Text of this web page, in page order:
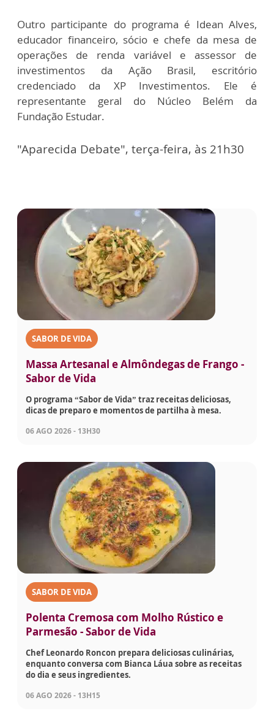
Outro participante do programa é Idean Alves,
educador financeiro, sócio e chefe da mesa de
operações de renda variável e assessor de
investimentos da Ação Brasil, escritório
credenciado da XP Investimentos. Ele é
representante geral do Núcleo Belém da
Fundação Estudar.
"Aparecida Debate", terça-feira, às 21h30
SABOR DE VIDA
Massa Artesanal e Almôndegas de Frango -
Sabor de Vida
O programa “Sabor de Vida” traz receitas deliciosas,
dicas de preparo e momentos de partilha à mesa.
06 AGO 2026 - 13H30
SABOR DE VIDA
Polenta Cremosa com Molho Rústico e
Parmesão - Sabor de Vida
Chef Leonardo Roncon prepara deliciosas culinárias,
enquanto conversa com Bianca Láua sobre as receitas
do dia e seus ingredientes.
06 AGO 2026 - 13H15